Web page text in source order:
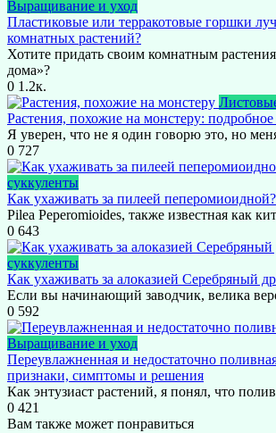
Выращивание и уход
Пластиковые или терракотовые горшки
комнатных растений?
Хотите придать своим комнатным
дома»?
0 1.2к.
Растения, похожие на монстеру: подробное
Я уверен, что не я один говорю это, но
0 727
суккуленты
Как ухаживать за пилеей пеперомиоидной?
Pilea Peperomioides, также известная как
0 643
суккуленты
Как ухаживать за алоказией Серебряный
Если вы начинающий заводчик, велика
0 592
Выращивание и уход
Переувлажненная и недостаточно
признаки, симптомы и решения
Как энтузиаст растений, я понял, что
0 421
Вам также может понравиться